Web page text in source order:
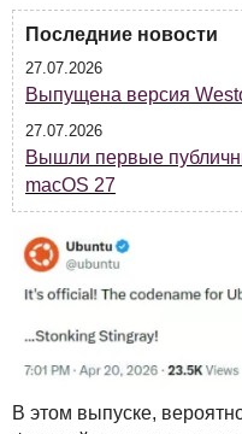
Последние новости
27.07.2026
Выпущена версия
27.07.2026
Вышли первые
macOS 27
В этом выпуске,